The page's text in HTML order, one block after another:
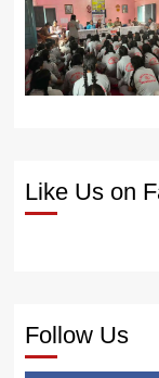
Like Us on
Follow Us